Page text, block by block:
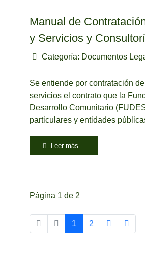
Manual de
y Servicios y
Categoría: Documentos
Se entiende por contratación
servicios el contrato que la
Desarrollo Comunitario
particulares y entidades
Leer más…
Página 1 de 2
1 2